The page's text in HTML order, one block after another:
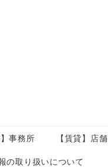
】事務所 【賃貸】店舗
の取り扱いについて